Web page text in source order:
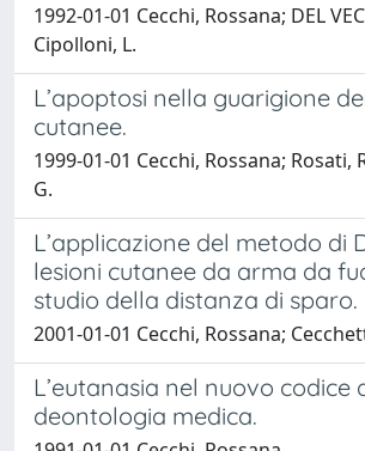
1992-01-01 Cecchi, Rossana; DEL
Cipolloni, L.
L’apoptosi nella guarigione
cutanee.
1999-01-01 Cecchi, Rossana; Rosati,
G.
L’applicazione del metodo di
lesioni cutanee da arma da
studio della distanza di sparo.
2001-01-01 Cecchi, Rossana;
L’eutanasia nel nuovo codice
deontologia medica.